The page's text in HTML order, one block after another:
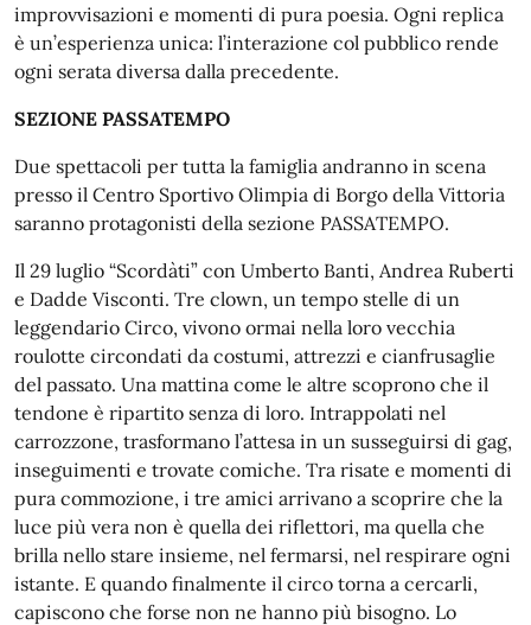
improvvisazioni e momenti di pura poesia. Ogni replica
è un’esperienza unica: l’interazione col pubblico rende
ogni serata diversa dalla precedente.
SEZIONE PASSATEMPO
Due spettacoli per tutta la famiglia andranno in scena
presso il Centro Sportivo Olimpia di Borgo della Vittoria
saranno protagonisti della sezione PASSATEMPO.
Il 29 luglio “Scordàti” con Umberto Banti, Andrea Ruberti
e Dadde Visconti. Tre clown, un tempo stelle di un
leggendario Circo, vivono ormai nella loro vecchia
roulotte circondati da costumi, attrezzi e cianfrusaglie
del passato. Una mattina come le altre scoprono che il
tendone è ripartito senza di loro. Intrappolati nel
carrozzone, trasformano l’attesa in un susseguirsi di gag,
inseguimenti e trovate comiche. Tra risate e momenti di
pura commozione, i tre amici arrivano a scoprire che la
luce più vera non è quella dei riflettori, ma quella che
brilla nello stare insieme, nel fermarsi, nel respirare ogni
istante. E quando finalmente il circo torna a cercarli,
capiscono che forse non ne hanno più bisogno. Lo